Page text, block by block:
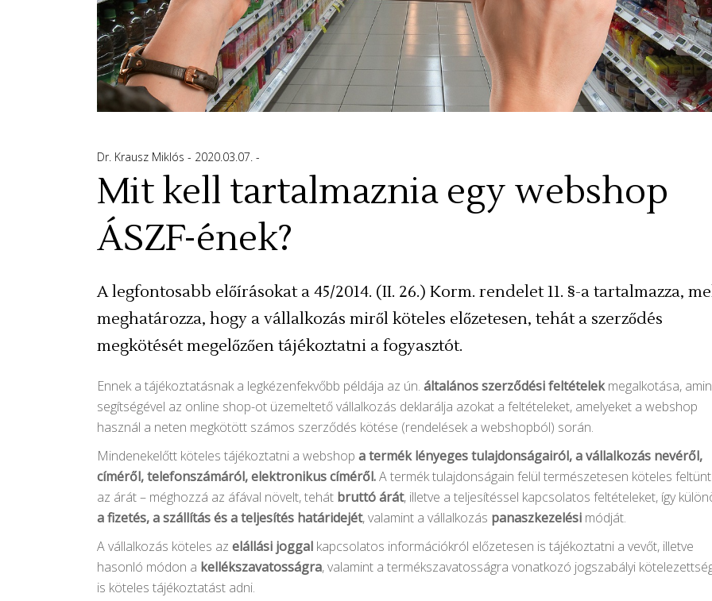
Dr. Krausz Miklós 2020.03.07.
Mit kell tartalmaznia egy webshop
ÁSZF-ének?
A legfontosabb előírásokat a 45/2014. (II. 26.) Korm. rendelet 11. §-a tartalmazza,
meghatározza, hogy a vállalkozás miről köteles előzetesen, tehát a szerződés
megkötését megelőzően tájékoztatni a fogyasztót.
Ennek a tájékoztatásnak a legkézenfekvőbb példája az ún. általános szerződési feltételekmegalkotása,
segítségével az online shop-ot üzemeltető vállalkozás deklarálja azokat a feltételeket, amelyeket a webshop
használ a neten megkötött számos szerződés kötése (rendelések a webshopból) során.
Mindenekelőtt köteles tájékoztatni a webshop a termék lényeges tulajdonságairól, a vállalkozás nevéről,
címéről, telefonszámáról, elektronikus címéről.A termék tulajdonságain felül természetesen köteles
az árát – méghozzá az áfával növelt, tehát bruttó árát, illetve a teljesítéssel kapcsolatos feltételeket, így
a fizetés, a szállítás és a teljesítés határidejét, valamint a vállalkozás panaszkezelési módját.
A vállalkozás köteles az elállási joggal kapcsolatos információkról előzetesen is tájékoztatni a vevőt, illetve
hasonló módon a kellékszavatosságra, valamint a termékszavatosságra vonatkozó jogszabályi
is köteles tájékoztatást adni.